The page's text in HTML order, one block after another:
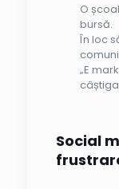
O
bursă.
În loc
„E
Social